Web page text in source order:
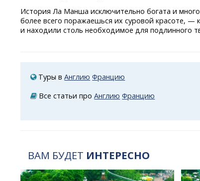
История Ла Манша исключительно богата и
более всего поражаешься их суровой красоте, —
и находили столь необходимое для подлинного
Туры вАнглию Францию
Все статьи проАнглию Францию
ВАМ БУДЕТ ИНТЕРЕСНО